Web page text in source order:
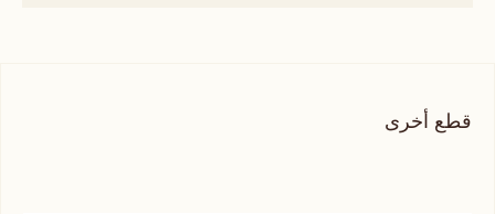
قطع أخرى